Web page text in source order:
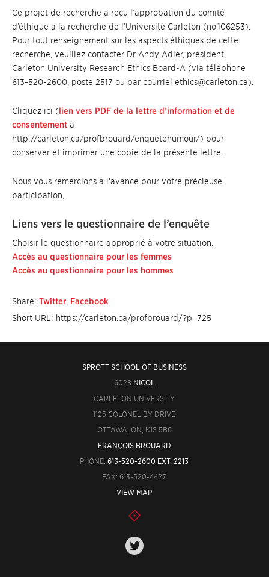
Ce projet de recherche a reçu l’approbation du comité
d’éthique à la recherche de l’Université Carleton (no.106253).
Pour tout renseignement sur les aspects éthiques de cette
recherche, veuillez contacter Dr Andy Adler, président,
Carleton University Research Ethics Board-A (via téléphone
613-520-2600, poste 2517 ou par courriel ethics@carleton.ca).
Cliquez ici (lien vers PDF de la lettre d’information et de
consentement à
http://carleton.ca/profbrouard/enquetehumour/) pour
conserver et imprimer une copie de la présente lettre.
Nous vous remercions à l’avance pour votre précieuse
participation,
Liens vers le questionnaire de l’enquête
Choisir le questionnaire approprié à votre situation.
Accès au questionnaire pour les femmes
Accès au questionnaire pour les hommes
Share: Twitter Facebook
Short URL: https://carleton.ca/profbrouard/?p=725
SPROTT SCHOOL OF BUSINESS
6028 NICOL
CARLETON UNIVERSITY
1125 COLONEL BY DRIVE
OTTAWA, ON, K1S 5B6
FRANÇOIS BROUARD
PHONE:613-520-2600 EXT. 2213
FAX: 613-520-4427
VIEW MAP